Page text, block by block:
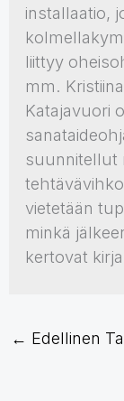
installaatio,
liittyy
mm.
Katajavuori
suunnitellut
vietetään
minkä
kertovat
← Edellinen